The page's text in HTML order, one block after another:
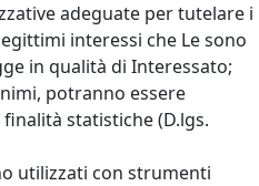
adeguate per tutelare i
interessi che Le sono
in qualità di Interessato;
potranno essere
statistiche (D.lgs.
utilizzati con strumenti